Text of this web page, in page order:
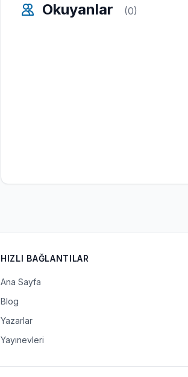
Okuyanlar (0)
HIZLI BAĞLANTILAR
Ana Sayfa
Blog
Yazarlar
Yayınevleri